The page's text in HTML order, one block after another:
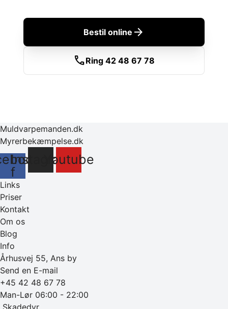
Bestil online arrow_forward
callRing 42 48 67 78
Muldvarpemanden.dk
Myrerbekæmpelse.dk
f
InstagramYoutube
Links
Priser
Kontakt
Om os
Blog
Info
Århusvej 55, Ans by
Send en E-mail
+45 42 48 67 78
Man-Lør 06:00 - 22:00